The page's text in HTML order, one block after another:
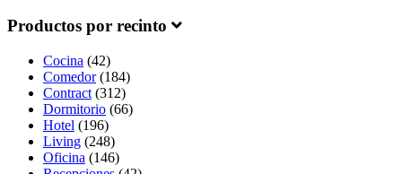
Productos por recinto
Cocina (42)
Comedor(184)
Contract (312)
Dormitorio (66)
Hotel (196)
Living (248)
Oficina (146)